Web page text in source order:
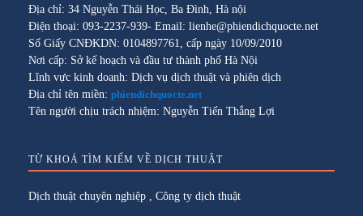
Địa chỉ: 34 Nguyễn Thái Học, Ba Đình, Hà nội
Điện thoại: 093-2237-939- Email: lienhe@phiendichquocte.net
Số Giấy CNĐKDN: 0104897761, cấp ngày 10/09/2010
Nơi cấp: Sở kế hoạch và đầu tư thành phố Hà Nội
Lĩnh vực kinh doanh: Dịch vụ dịch thuật và phiên dịch
Địa chỉ tên miền: phiendichquocte.net
Tên người chịu trách nhiệm: Nguyễn Tiến Thắng Lợi
TỪ KHOÁ TÌM KIẾM VỀ DỊCH THUẬT
Dịch thuật chuyên nghiệp , Công ty dịch thuật